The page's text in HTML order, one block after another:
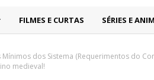
FILMES E CURTAS SÉRIES E
Mínimos dos Sistema (Requerimentos do
medieval!